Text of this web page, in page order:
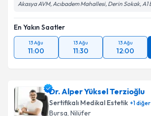
Akasya AVM, Acıbadem Mahallesi, Derin Sokak, A1
En Yakın Saatler
13 Ağu
11:00
13 Ağu
11:30
13 Ağu
12:00
Dr. Alper Yüksel Terzioğlu
Sertifikalı Medikal Estetik +1diğer
Bursa, Nilüfer